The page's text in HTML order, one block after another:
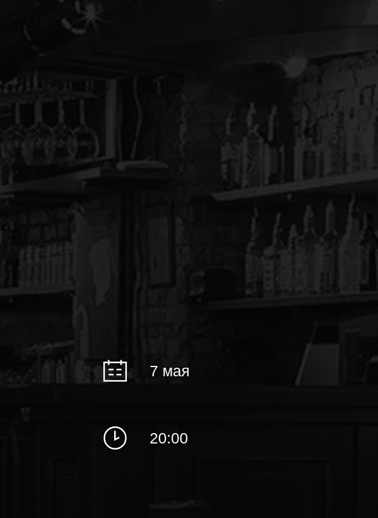
7 мая
20:00